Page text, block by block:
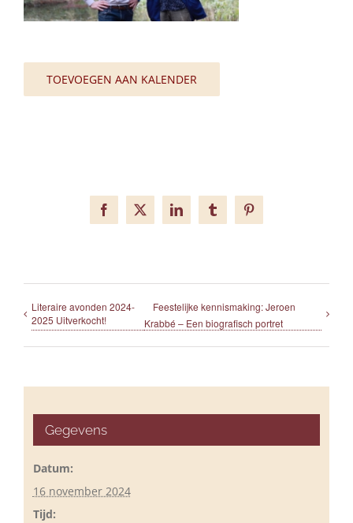
TOEVOEGEN AAN KALENDER
Facebook
X LinkedInTumblrPinterest
Literaire avonden 2024-
2025 Uitverkocht!
Feestelijke kennismaking: Jeroen
Krabbé – Een biografisch portret
Gegevens
Datum:
16 november 2024
Tijd: